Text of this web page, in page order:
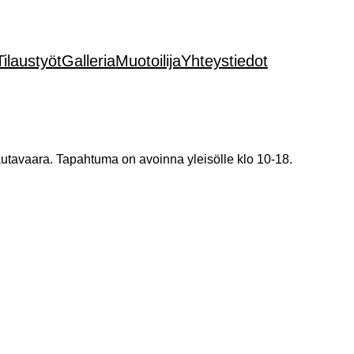
GalleriaMuotoilijaYhteystiedot
Tapahtuma on avoinna yleisölle klo 10-18.